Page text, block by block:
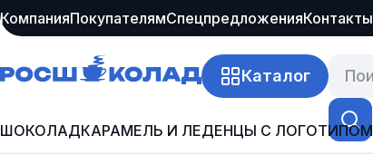
КомпанияПокупателямСпецпредложенияКонтакты
Каталог
ШОКОЛАДКАРАМЕЛЬ И ЛЕДЕНЦЫ С ЛОГОТИПОМ